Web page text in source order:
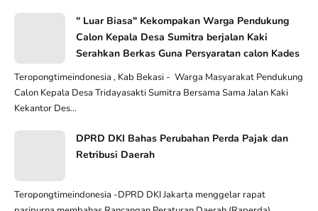
" Luar Biasa" Kekompakan Warga Pendukung
Calon Kepala Desa Sumitra berjalan Kaki
Serahkan Berkas Guna Persyaratan calon Kades
Teropongtimeindonesia , Kab Bekasi - Warga Masyarakat Pendukung
Calon Kepala Desa Tridayasakti Sumitra Bersama Sama Jalan Kaki
Kekantor Des...
DPRD DKI Bahas Perubahan Perda Pajak dan
Retribusi Daerah
Teropongtimeindonesia -DPRD DKI Jakarta menggelar rapat